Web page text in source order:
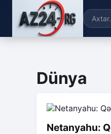
Dünya
Netanyahu: